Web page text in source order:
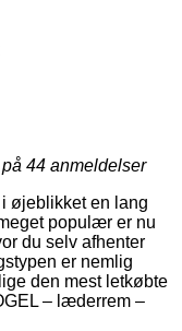
44 anmeldelser
øjeblikket en lang
populær er nu
du selv afhenter
er nemlig
den mest letkøbte
– læderrem –